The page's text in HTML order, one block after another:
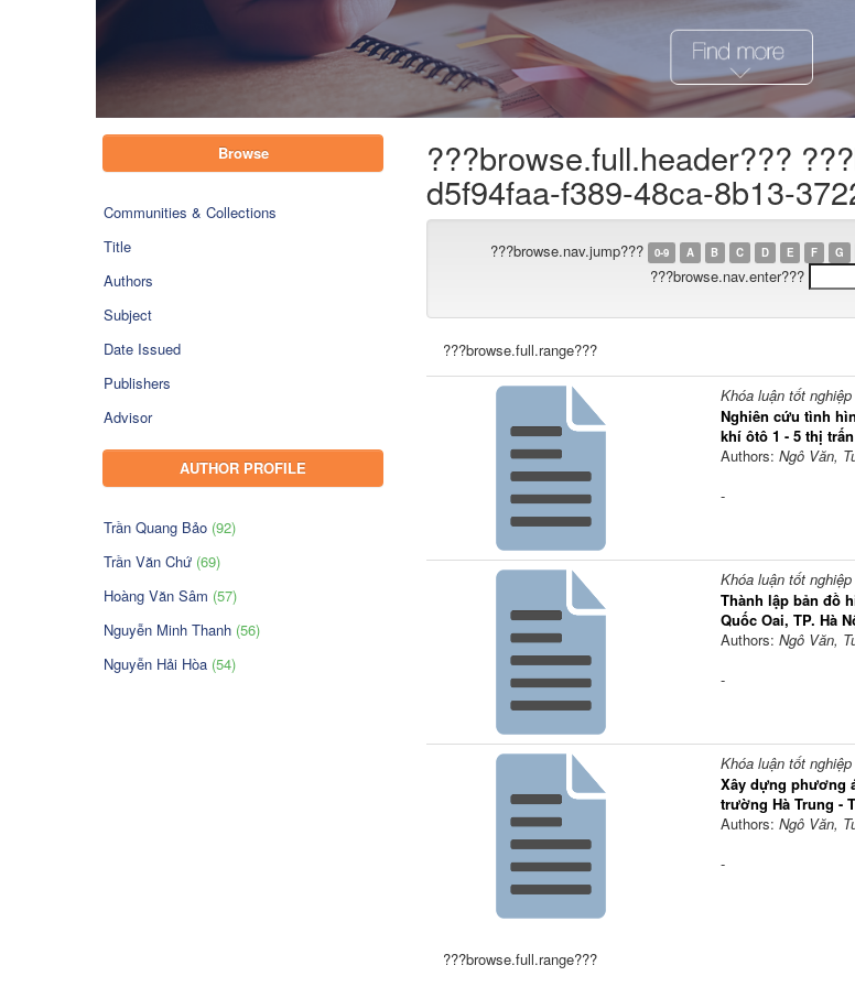
Browse
Communities & Collections
Title
Authors
Subject
Date Issued
Publishers
Advisor
AUTHOR PROFILE
Trần Quang Bảo (92)
Trần Văn Chứ (69)
Hoàng Văn Sâm (57)
Nguyễn Minh Thanh (56)
Nguyễn Hải Hòa (54)
???browse.full.header???
d5f94faa-f389-48ca-8b13-
???browse.nav.jump??? 0-9 A B C D E F G
???browse.nav.enter???
???browse.full.range???
Khóa luận tốt
Nghiên cứu tình
khí ôtô 1 - 5 thị
Authors: Ngô Văn,
-
Khóa luận tốt
Thành lập bản đồ
Quốc Oai, TP. Hà
Authors: Ngô Văn,
-
Khóa luận tốt
Xây dựng phương
trường Hà Trung -
Authors: Ngô Văn,
-
???browse.full.range???